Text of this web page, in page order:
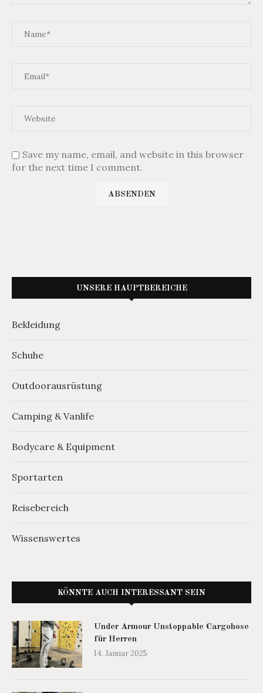
Save my name, email, and website in this browser
for the next time I comment.
UNSERE HAUPTBEREICHE
Bekleidung
Schuhe
Outdoorausrüstung
Camping & Vanlife
Bodycare & Equipment
Sportarten
Reisebereich
Wissenswertes
KÖNNTE AUCH INTERESSANT SEIN
Under Armour Unstoppable Cargohose
für Herren
14. Januar 2025